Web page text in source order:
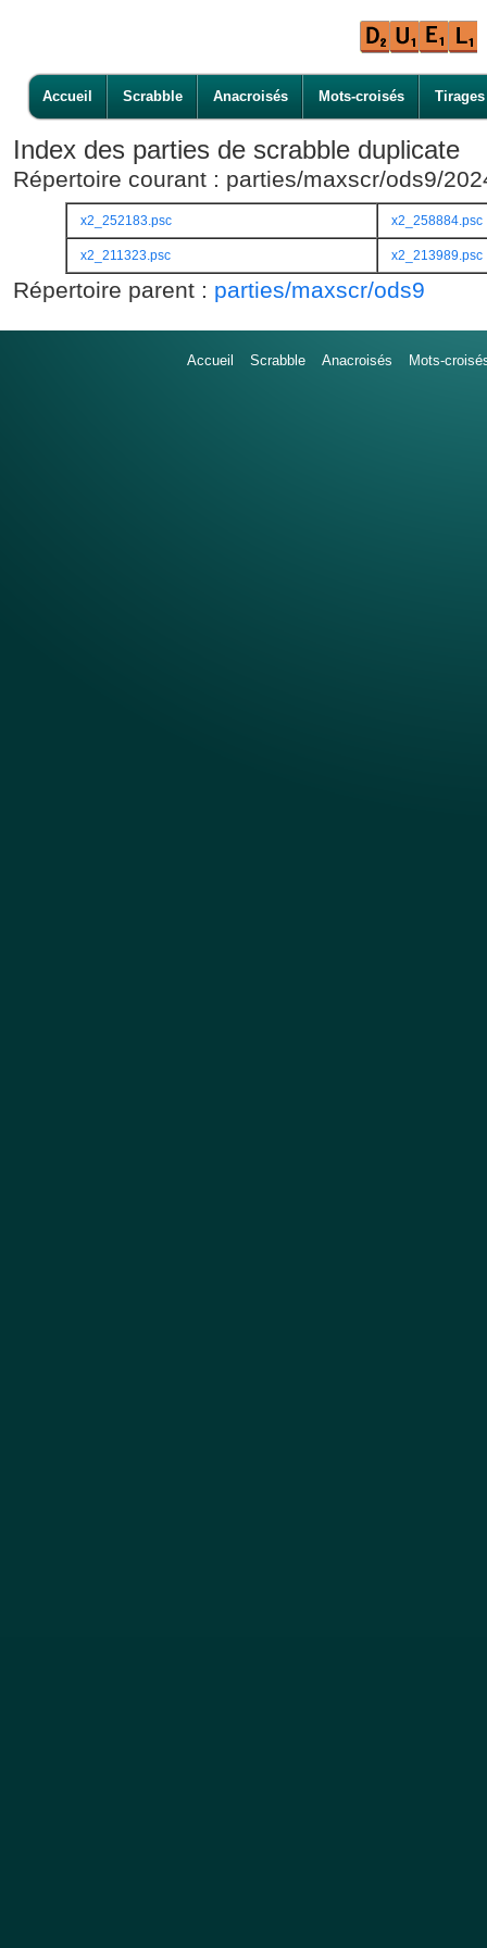
Accueil Scrabble Anacroisés Mots-croisés Tirages
Index des parties de scrabble duplicate
Répertoire courant : parties/maxscr/ods9/
x2_252183.psc x2_258884.psc
x2_211323.psc x2_213989.psc
Répertoire parent : parties/maxscr/ods9
Accueil Scrabble Anacroisés Mots-